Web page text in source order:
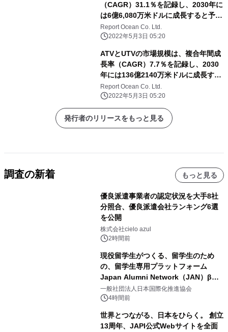
（CAGR）31.1％を記録し、2030年に
は6億6,080万米ドルに成長すると予測
される
Report Ocean Co. Ltd.
2022年5月3日 05:20
ATVとUTVの市場規模は、複合年間成
長率（CAGR）7.7％を記録し、2030
年には136億2140万米ドルに成長する
と予測される
Report Ocean Co. Ltd.
2022年5月3日 05:20
発行者のリリースをもっと見る
調査の新着 もっと見る
優良派遣事業者の認定状況を大手8社
分照合、優良派遣会社ランキング6選
を公開
株式会社cielo azul
2時間前
現役留学生がつくる、留学生のため
の、留学生専用プラットフォーム
Japan Alumni Network（JAN）β版
をリリース
一般社団法人日本国際化推進協会
4時間前
世界とつながる、日本をひらく。 創立
13周年、JAPI公式Webサイトを全面